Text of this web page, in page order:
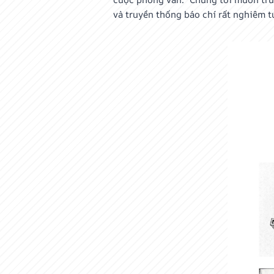
và truyền thống báo chí rất nghiêm